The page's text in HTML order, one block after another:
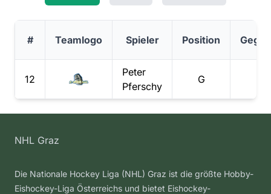
# Teamlogo Spieler Position
12
Peter
Pferschy
G
NHL Graz
Die Nationale Hockey Liga (NHL) Graz ist die größte Hobby-
Eishockey-Liga Österreichs und bietet Eishockey-